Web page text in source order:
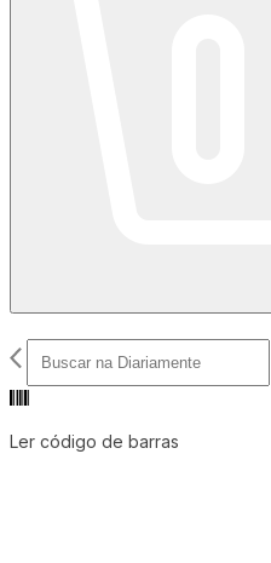
Ler código de barras